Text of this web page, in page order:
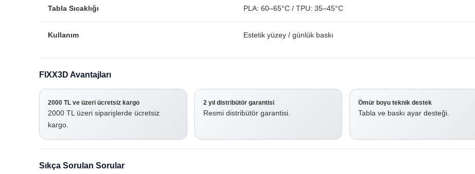
Tabla Sıcaklığı PLA: 60–65°C / TPU: 35–45°C
Kullanım Estetik yüzey / günlük baskı
FIXX3D Avantajları
2000 TL ve üzeri ücretsiz kargo
2000 TL üzeri siparişlerde ücretsiz
kargo.
2 yıl distribütör garantisi
Resmi distribütör garantisi.
Ömür boyu teknik destek
Tabla ve baskı ayar desteği.
Sıkça Sorulan Sorular